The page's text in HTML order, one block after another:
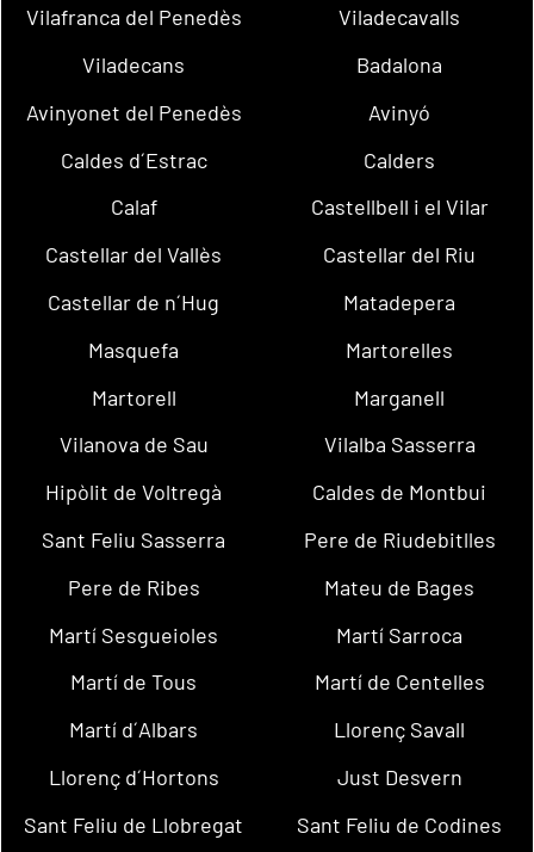
Vilafranca del Penedès
Viladecavalls
Viladecans
Badalona
Avinyonet del Penedès
Avinyó
Caldes d´Estrac
Calders
Calaf
Castellbell i el Vilar
Castellar del Vallès
Castellar del Riu
Castellar de n´Hug
Matadepera
Masquefa
Martorelles
Martorell
Marganell
Vilanova de Sau
Vilalba Sasserra
Hipòlit de Voltregà
Caldes de Montbui
Sant Feliu Sasserra
Pere de Riudebitlles
Pere de Ribes
Mateu de Bages
Martí Sesgueioles
Martí Sarroca
Martí de Tous
Martí de Centelles
Martí d´Albars
Llorenç Savall
Llorenç d´Hortons
Just Desvern
Sant Feliu de Llobregat
Sant Feliu de Codines